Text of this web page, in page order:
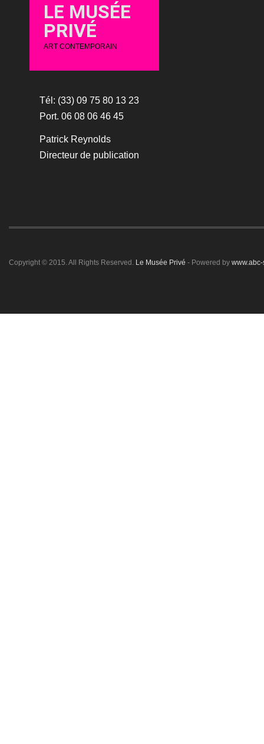
LE MUSÉE
PRIVÉ
ART CONTEMPORAIN
Tél: (33) 09 75 80 13 23
Port. 06 08 06 46 45
Patrick Reynolds
Directeur de publication
Copyright © 2015. All Rights Reserved. Le Musée Privé - Powered by